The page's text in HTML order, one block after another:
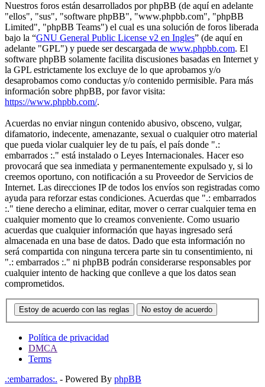
Nuestros foros están desarrollados por phpBB (de aquí en adelante
"ellos", "sus", "software phpBB", "www.phpbb.com", "phpBB
Limited", "phpBB Teams") el cual es una solución de foros liberada
bajo la “GNU General Public License v2 en Ingles” (de aquí en
adelante "GPL") y puede ser descargada de www.phpbb.com. El
software phpBB solamente facilita discusiones basadas en Internet y
la GPL estrictamente los excluye de lo que aprobamos y/o
desaprobamos como conductas y/o contenido permisible. Para más
información sobre phpBB, por favor visita:
https://www.phpbb.com/.
Acuerdas no enviar ningun contenido abusivo, obsceno, vulgar,
difamatorio, indecente, amenazante, sexual o cualquier otro material
que pueda violar cualquier ley de tu país, el país donde ".:
embarrados :." está instalado o Leyes Internacionales. Hacer eso
provocará que sea inmediata y permanentemente expulsado y, si lo
creemos oportuno, con notificación a su Proveedor de Servicios de
Internet. Las direcciones IP de todos los envíos son registradas como
ayuda para reforzar estas condiciones. Acuerdas que ".: embarrados
:." tiene derecho a eliminar, editar, mover o cerrar cualquier tema en
cualquier momento que lo creamos conveniente. Como usuario
acuerdas que cualquier información que hayas ingresado será
almacenada en una base de datos. Dado que esta información no
será compartida con ninguna tercera parte sin tu consentimiento, ni
".: embarrados :." ni phpBB podrán considerarse responsables por
cualquier intento de hacking que conlleve a que los datos sean
comprometidos.
Estoy de acuerdo con las reglas No estoy de acuerdo
Política de privacidad
DMCA
Terms
.:embarrados:. - Powered By phpBB